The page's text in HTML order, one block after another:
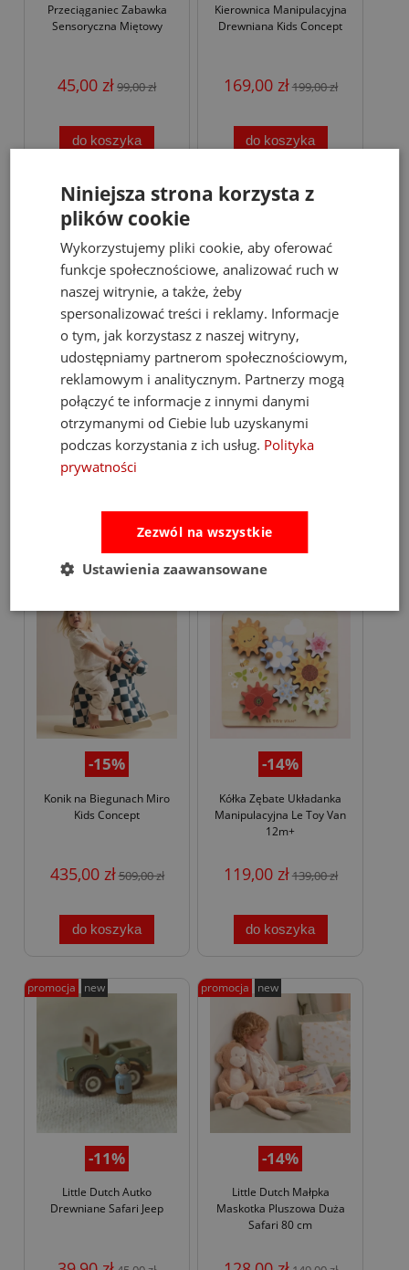
Przeciąganiec Zabawka
Sensoryczna Miętowy
45,00 zł99,00 zł
do koszyka
Kierownica Manipulacyjna
Drewniana Kids Concept
169,00 zł199,00 zł
do koszyka
-15%
Konik do Ciągnięcia na
Sznurku Vera Kids Concept
149,00 zł
do koszyka
promocja
-15%
Konik na Biegunach Dotty
Kids Concept
do koszyka
promocja
-15%
Konik na Biegunach Miro
Kids Concept
435,00 zł509,00 zł
do koszyka
-14%
Kółka Zębate Układanka
Manipulacyjna Le Toy Van
12m+
119,00 zł139,00 zł
do koszyka
-11%
Little Dutch Autko
Drewniane Safari Jeep
promocja new
-14%
Little Dutch Małpka
Maskotka Pluszowa Duża
Safari 80 cm
promocja new
Niniejsza strona korzysta z
plików cookie
Wykorzystujemy pliki cookie, aby oferować
funkcje społecznościowe, analizować ruch w
naszej witrynie, a także, żeby
spersonalizować treści i reklamy. Informacje
o tym, jak korzystasz z naszej witryny,
udostępniamy partnerom społecznościowym,
reklamowym i analitycznym. Partnerzy mogą
połączyć te informacje z innymi danymi
otrzymanymi od Ciebie lub uzyskanymi
podczas korzystania z ich usług. Polityka
prywatności
Zezwól na wszystkie
Ustawienia zaawansowane